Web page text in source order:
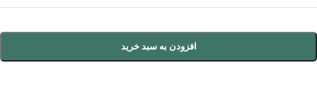
افزودن به سبد خرید